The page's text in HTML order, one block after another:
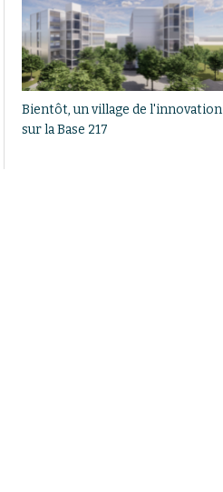
Bientôt, un village de l'innovation
sur la Base 217